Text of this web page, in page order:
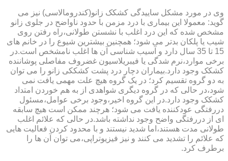
وی در مورد مشکل ساییدگی کشکک زانو(کندرومالاسی) نیز می
گوید: معمولا این بیماری با درد مزمن با حدود ناواضح در جلوی زانو
مشخص شده که این درد اغلب با نشستن طولانی،راه رفتن روی
شیب یا پلکان بدتر می شود؛ همچنین بیشترین شیوع را در خانم های
15 تا 35 سال دارد و آسیب شناسی آن ها اغلب نامشخص است.در
برخی موارد،نرم شدگی یا فیبریلاسیون غضروف مفاصلی پوشاننده
کشکک وجود دارد.بیماران دچار درد پشت کشککی زانو را می توان
به دو گروه تقسیم کرد؛ در یک گروه هیچ علت مهمی یافت نمی
شود،در حالی که در گروه دیگری شواهدی از به هم خوردن امتداد
کشکک وجود دارد.در این گروه اخیر،وجود برخی عوامل،مسئول
دررفتگی عودکننده یافت می شود؛ هرچند ممکن است هیچ سابقه
ای از دررفتگی واضح وجود نداشته باشد.در حالی که علائم اغلب
طولانی مدت هستند،اما شدید نیستند و با محدود کردن فعالیت هایی
که علائم را تشدید می کنند و نیز فیزیوتراپی،می توان آن ها را
برطرف کرد.